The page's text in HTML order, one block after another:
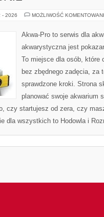
- 2026 MOŻLIWOŚĆ
Akwa-Pro to serwis dla
akwarystyczna jest
To miejsce dla osób, które
bez zbędnego zadęcia, za
sprawdzone kroki. Strona
planować swoje akwarium
czy startujesz od zera, czy
dla wszystkich to Hodowla i